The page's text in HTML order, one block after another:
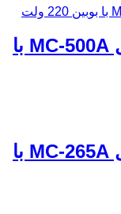
کنتاکتور 500 آمپر LS مدل MC-500A با
کنتاکتور 265 آمپر LS مدل MC-265A با